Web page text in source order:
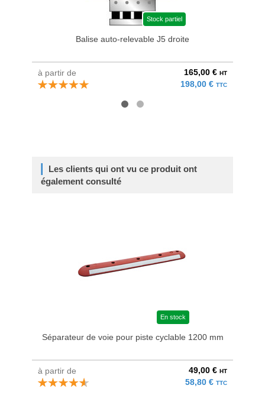
Stock partiel
Balise auto-relevable J5 droite
à partir de 165,00 € HT
198,00 € TTC
Les clients qui ont vu ce produit ont
également consulté
En stock
Séparateur de voie pour piste cyclable 1200 mm
à partir de 49,00 € HT
58,80 € TTC